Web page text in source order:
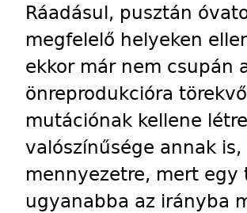
Ráadásul, pusztán
megfelelő helyeken
ekkor már nem csupán
önreprodukcióra
mutációnak kellene
valószínűsége annak
mennyezetre, mert egy
ugyanabba az irányba